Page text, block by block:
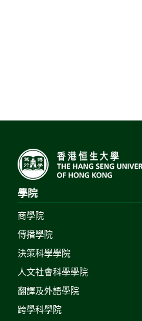
學院
商學院
傳播學院
決策科學學院
人文社會科學學院
翻譯及外語學院
跨學科學院